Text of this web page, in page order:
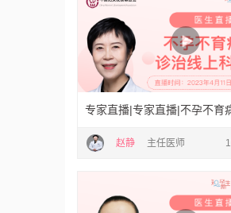
专家直播|专家直播|不孕不育
赵静 主任医师